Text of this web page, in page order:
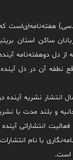
هفته‌نامه‌ای‌است
ساکن استان
نطفه آن در دل
انتشار نشریه آینده
و بلند مدت با
فعالیت انتشاراتی
با نام